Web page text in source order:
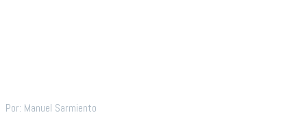
Por: Manuel Sarmiento